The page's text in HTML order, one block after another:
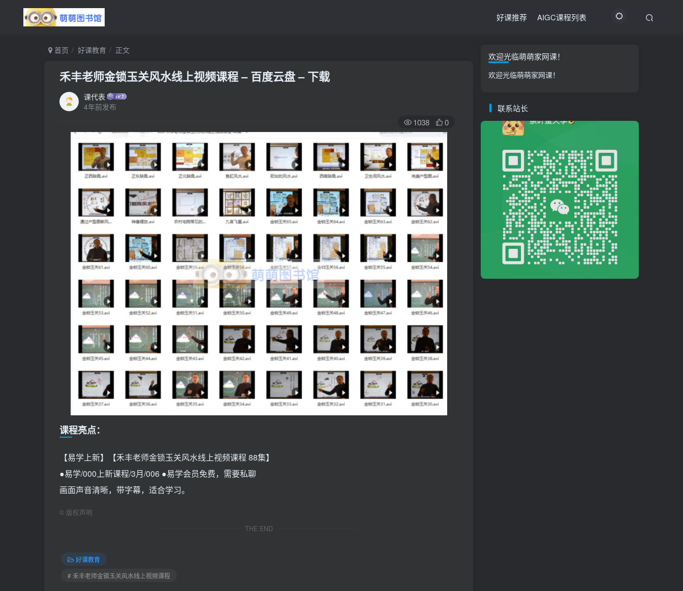
好课推荐 AIGC课程列表
首页 好课教育 正文
禾丰老师金锁玉关风水线上视频课程 – 百度云盘 – 下载
课代表
4年前发布
1038 0
课程亮点：
【易学上新】【禾丰老师金锁玉关风水线上视频课程 88集】
●易学/000上新课程/3月/006 ●易学会员免费，需要私聊
画面声音清晰，带字幕，适合学习。
© 版权声明
THE END
好课教育
# 禾丰老师金锁玉关风水线上视频课程
欢迎光临萌萌家网课！
欢迎光临萌萌家网课！
联系站长